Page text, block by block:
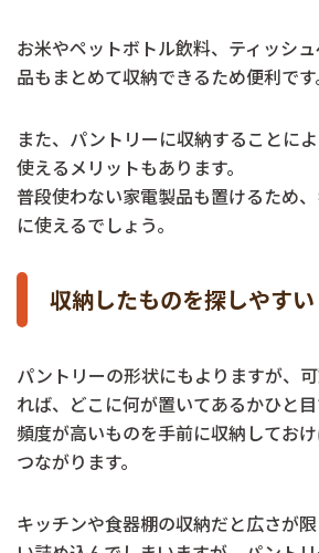
お米やペットボトル飲料、ティッシ
品もまとめて収納できるため便利です
また、パントリーに収納することに
使えるメリットもあります。
普段使わない家電製品も置けるため
に使えるでしょう。
収納したものを探しやすい
パントリーの形状にもよりますが、
れば、どこに何が置いてあるかひと
頻度が高いものを手前に収納してお
つながります。
キッチンや食器棚の収納だと広さが